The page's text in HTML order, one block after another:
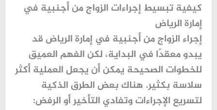
كيفية تبسيط إجراءات الزواج من أجنبية في
إمارة الرياض
إجراء الزواج من أجنبية في إمارة الرياض قد
يبدو معقدًا في البداية، لكن الفهم العميق
للخطوات الصحيحة يمكن أن يجعل العملية أكثر
سلاسة بكثير. هناك بعض الطرق الذكية
لتسريع الإجراءات وتفادي التأخير أو الرفض: